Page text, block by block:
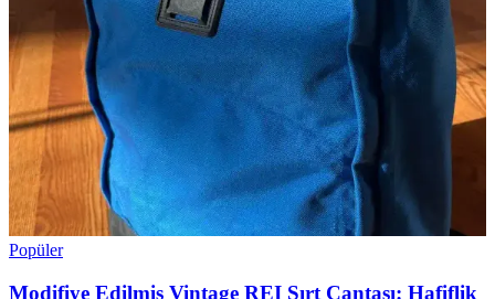
Popüler
Modifiye Edilmiş Vintage REI Sırt Çantası: Hafiflik